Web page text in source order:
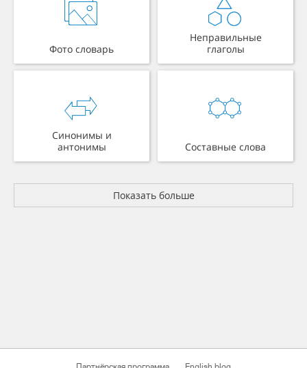
Фото словарь
Неправильные
глаголы
Синонимы и
антонимы
Составные слова
Показать больше